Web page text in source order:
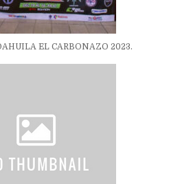
EL CARBONAZO 2023.